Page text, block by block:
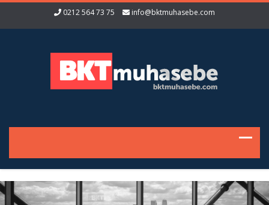
0212 564 73 75 info@bktmuhasebe.com